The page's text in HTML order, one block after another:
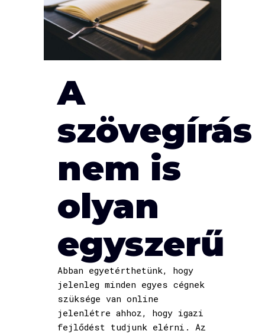
A
szövegírás
nem is
olyan
egyszerű
Abban egyetérthetünk, hogy
jelenleg minden egyes cégnek
szüksége van online
jelenlétre ahhoz, hogy igazi
fejlődést tudjunk elérni. Az